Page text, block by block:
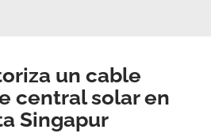
un cable
central solar en
Singapur